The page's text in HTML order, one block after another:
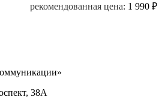
рекомендованная цена: 1 990 ₽
38А